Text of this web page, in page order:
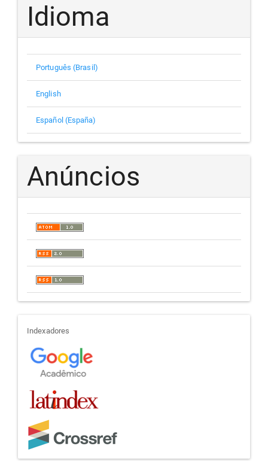
Idioma
Português (Brasil)
English
Español (España)
Anúncios
indexadores
Indexadores